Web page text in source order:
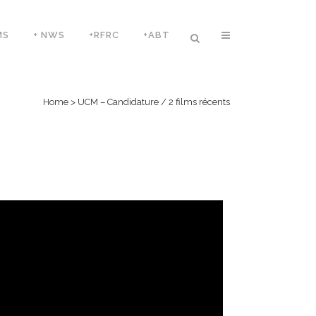
+ NWS +RFRC +ABT
Home > UCM – Candidature / 2 films récents